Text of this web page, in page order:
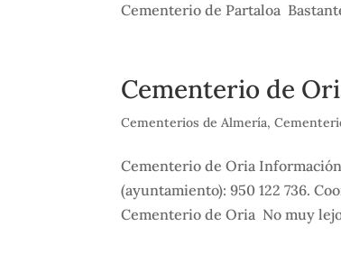
Cementerio de Partaloa
Cementerio de
Cementerios de Almería,
Cementerio de Oria
(ayuntamiento): 950 122 736.
Cementerio de Oria No muy